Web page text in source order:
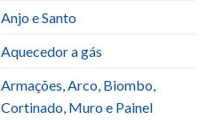
Anjo e Santo
Aquecedor a gás
Armações, Arco, Biombo,
Cortinado, Muro e Painel